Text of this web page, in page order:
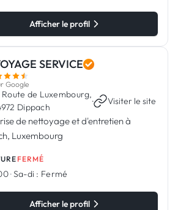
Afficher le profil
SERVICE
Google
Route de Luxembourg,
Dippach
· Visiter le site
de nettoyage et d'entretien à
Luxembourg
FERMÉ
·Sa-di : Fermé
Afficher le profil